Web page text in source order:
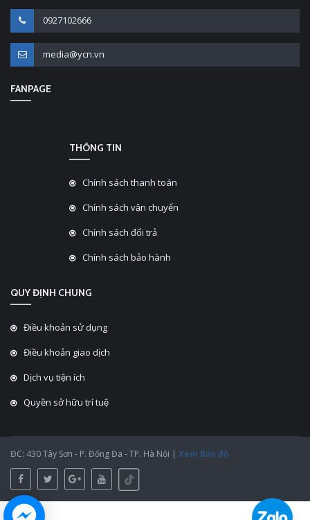
0927102666
media@ycn.vn
FANPAGE
THÔNG TIN
Chính sách thanh toán
Chính sách vận chuyển
Chính sách đổi trả
Chính sách bảo hành
QUY ĐỊNH CHUNG
Điều khoản sử dụng
Điều khoản giao dịch
Dịch vụ tiện ích
Quyền sở hữu trí tuệ
ĐC: 430 Tây Sơn - P. Đống Đa - TP. Hà Nội | Xem Bản đồ